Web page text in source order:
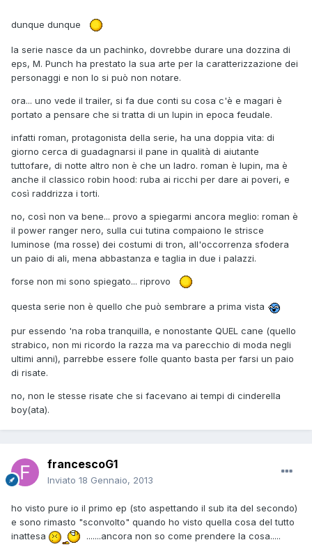
dunque dunque
la serie nasce da un pachinko, dovrebbe durare una dozzina di
eps, M. Punch ha prestato la sua arte per la caratterizzazione dei
personaggi e non lo si può non notare.
ora... uno vede il trailer, si fa due conti su cosa c'è e magari è
portato a pensare che si tratta di un lupin in epoca feudale.
infatti roman, protagonista della serie, ha una doppia vita: di
giorno cerca di guadagnarsi il pane in qualità di aiutante
tuttofare, di notte altro non è che un ladro. roman è lupin, ma è
anche il classico robin hood: ruba ai ricchi per dare ai poveri, e
così raddrizza i torti.
no, così non va bene... provo a spiegarmi ancora meglio: roman è
il power ranger nero, sulla cui tutina compaiono le strisce
luminose (ma rosse) dei costumi di tron, all'occorrenza sfodera
un paio di ali, mena abbastanza e taglia in due i palazzi.
forse non mi sono spiegato... riprovo
questa serie non è quello che può sembrare a prima vista
pur essendo 'na roba tranquilla, e nonostante QUEL cane (quello
strabico, non mi ricordo la razza ma va parecchio di moda negli
ultimi anni), parrebbe essere folle quanto basta per farsi un paio
di risate.
no, non le stesse risate che si facevano ai tempi di cinderella
boy(ata).
francescoG1
Inviato 18 Gennaio, 2013
ho visto pure io il primo ep (sto aspettando il sub ita del secondo)
e sono rimasto "sconvolto" quando ho visto quella cosa del tutto
inattesa
.......ancora non so come prendere la cosa.....